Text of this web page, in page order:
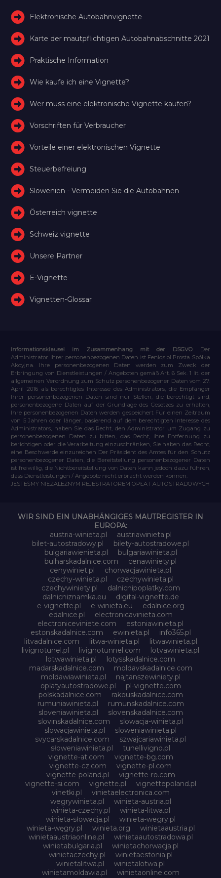
Elektronische Autobahnvignette
Karte der mautpflichtigen Autobahnabschnitte 2021
Praktische Information
Wie kaufe ich eine Vignette?
Wer muss eine elektronische Vignette kaufen?
Vorschriften für Verbraucher
Vorteile einer elektronischen Vignette
Steuerbefreiung
Slowenien - Vermeiden Sie die Autobahnen
Österreich vignette
Schweiz vignette
Unsere Partner
E-Vignette
Vignetten-Glossar
Informationsklausel im Zusammenhang mit der DSGVO
Der
Administrator Ihrer personenbezogenen Daten ist Feniqs.pl Prosta Spółka
Akcyjna. Ihre personenbezogenen Daten werden zum Zweck der
Erbringung von Dienstleistungen / Angeboten gemäß Art. 6 Sek. 1 lit. der
allgemeinen Verordnung zum Schutz personenbezogener Daten vom 27.
April 2016 als berechtigtes Interesse des Administrators, die Empfänger
Ihrer personenbezogenen Daten sind nur Stellen, die berechtigt sind,
personenbezogene Daten auf der Grundlage des Gesetzes zu erhalten,
Ihre personenbezogenen Daten werden gespeichert Für einen Zeitraum
von 5 Jahren oder länger, basierend auf dem berechtigten Interesse des
Administrators, haben Sie das Recht, den Administrator um Zugang zu
personenbezogenen Daten zu bitten, das Recht, ihre Entfernung zu
berichtigen oder die Verarbeitung einzuschränken, Sie haben das Recht,
eine Beschwerde einzureichen Der Präsident des Amtes für den Schutz
personenbezogener Daten, die Bereitstellung personenbezogener Daten
ist freiwillig, die Nichtbereitstellung von Daten kann jedoch dazu führen,
dass Dienstleistungen / Angebote nicht erbracht werden können.
JESTEŚMY NIEZALEŻNYM REJESTRATOREM OPŁAT AUTOSTRADOWYCH
WIR SIND EIN UNABHÄNGIGES MAUTREGISTER IN
EUROPA:
austria-winieta.pl
austriawinieta.pl
bilet-autostradowy.pl
bilety-autostradowe.pl
bulgariawienieta.pl
bulgariawinieta.pl
bulharskadalnice.com
cenawiniety.pl
cenywiniet.pl
chorwacjawinieta.pl
czechy-winieta.pl
czechywinieta.pl
czechywiniety.pl
dalnicnipoplatky.com
dalnicniznamka.eu
digital-vignette.de
e-vignette.pl
e-winieta.eu
edalnice.org
edalnice.pl
electronicavinieta.com
electroniceviniete.com
estoniawinieta.pl
estonskadalnice.com
ewinieta.pl
info365.pl
litvadalnice.com
litwa-winieta.pl
litwawinieta.pl
livignotunel.pl
livignotunnel.com
lotvawinieta.pl
lotwawinieta.pl
lotysskadalnice.com
madarskadalnice.com
moldavskadalnice.com
moldawiawinieta.pl
najtanszewiniety.pl
oplatyautostradowe.pl
pl-vignette.com
polskadalnice.com
rakouskadalnice.com
rumuniawinieta.pl
rumunskadalnice.com
sloveniawinieta.pl
slovenskadalnice.com
slovinskadalnice.com
slowacja-winieta.pl
slowacjawinieta.pl
sloweniawinieta.pl
svycarskadalnice.com
szwajcariawinieta.pl
słoweniawinieta.pl
tunellivigno.pl
vignette-at.com
vignette-bg.com
vignette-cz.com
vignette-pl.com
vignette-poland.pl
vignette-ro.com
vignette-si.com
vignette.pl
vignettepoland.pl
vinetki.pl
vinietaelectronica.com
wegrywinieta.pl
winieta-austria.pl
winieta-czechy.pl
winieta-litwa.pl
winieta-słowacja.pl
winieta-wegry.pl
winieta-węgry.pl
winieta.org
winietaaustria.pl
winietaaustriaonline.pl
winietaautostradowa.pl
winietabulgaria.pl
winietachorwacja.pl
winietaczechy.pl
winietaestonia.pl
winietalitwa.pl
winietalotwa.pl
winietamoldawia.pl
winietaonline.com